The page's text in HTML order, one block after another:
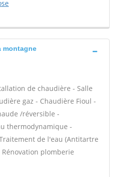
montagne
de chaudière - Salle
gaz - Chaudière Fioul -
/réversible -
thermodynamique -
de l'eau (Antitartre
plomberie